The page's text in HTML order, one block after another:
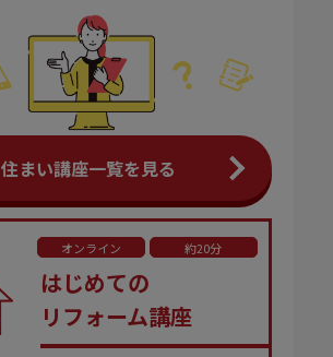
住まい講座一覧を見る
オンライン 約20分
はじめての
リフォーム講座